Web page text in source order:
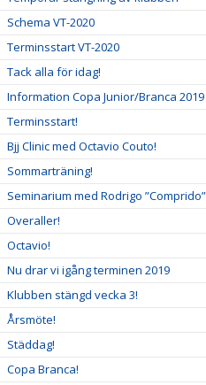
Schema VT-2020
Terminsstart VT-2020
Tack alla för idag!
Information Copa Junior/Branca 2019
Terminsstart!
Bjj Clinic med Octavio Couto!
Sommarträning!
Seminarium med Rodrigo
Overaller!
Octavio!
Nu drar vi igång terminen 2019
Klubben stängd vecka 3!
Årsmöte!
Städdag!
Copa Branca!